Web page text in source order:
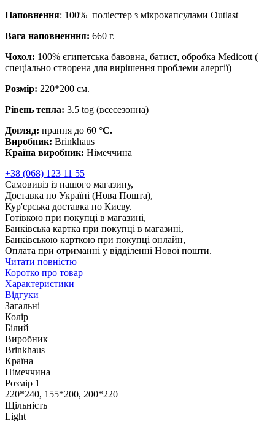
Наповнення: 100% поліестер з мікрокапсулами Outlast
Вага наповненння: 660 г.
Чохол: 100% єгипетська бавовна, батист, обробка Medicott (
спеціально створена для вирішення проблеми алергії)
Розмір: 220*200 см.
Рівень тепла: 3.5 tog (всесезонна)
Догляд: прання до 60 °С.
Виробник: Brinkhaus
Країна виробник: Німеччина
+38 (068) 123 11 55
Самовивіз із нашого магазину,
Доставка по Україні (Нова Пошта),
Кур'єрська доставка по Києву.
Готівкою при покупці в магазині,
Банківська картка при покупці в магазині,
Банківською карткою при покупці онлайн,
Оплата при отриманні у відділенні Нової пошти.
Читати повністю
Коротко про товар
Характеристики
Відгуки
Загальні
Колір
Білий
Виробник
Brinkhaus
Країна
Німеччина
Розмір 1
220*240, 155*200, 200*220
Щільність
Light